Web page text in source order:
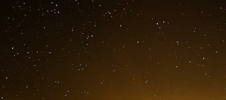
La France est-elle dépendante de l’industrie
Greenpeace. L’ONG a dénoncé lundi la
cargaison d’uranium enrichi en provenance
toujours aux sanctions internationales,
« Le cargo russe Baltiyskiy 202 arrivant de
cylindriques contenant de l’uranium
détaillé Greenpeace dans un communiqué.